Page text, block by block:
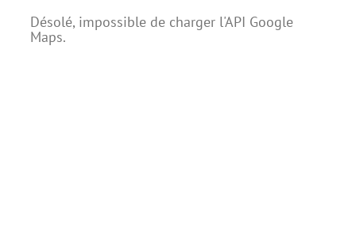
Désolé, impossible de charger l'API Google
Maps.